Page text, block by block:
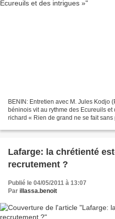
BENIN: Entretien avec M. Jules Kodjo
béninois vit au rythme des Ecureuils
richard « Rien de grand ne se fait
Lafarge: la chrétienté
recrutement ?
Publié le 04/05/2011 à 13:07
Par illassa.benoit